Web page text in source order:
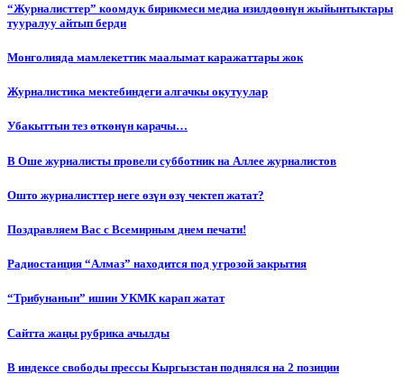
“Журналисттер” коомдук бирикмеси медиа изилдөөнүн жыйынтыктары
тууралуу айтып берди
Монголияда мамлекеттик маалымат каражаттары жок
Журналистика мектебиндеги алгачкы окутуулар
Убакыттын тез өткөнүн карачы…
В Оше журналисты провели субботник на Аллее журналистов
Ошто журналисттер неге өзүн өзү чектеп жатат?
Поздравляем Вас с Всемирным днем печати!
Радиостанция “Алмаз” находится под угрозой закрытия
“Трибунанын” ишин УКМК карап жатат
Сайтта жаңы рубрика ачылды
В индексе свободы прессы Кыргызстан поднялся на 2 позиции